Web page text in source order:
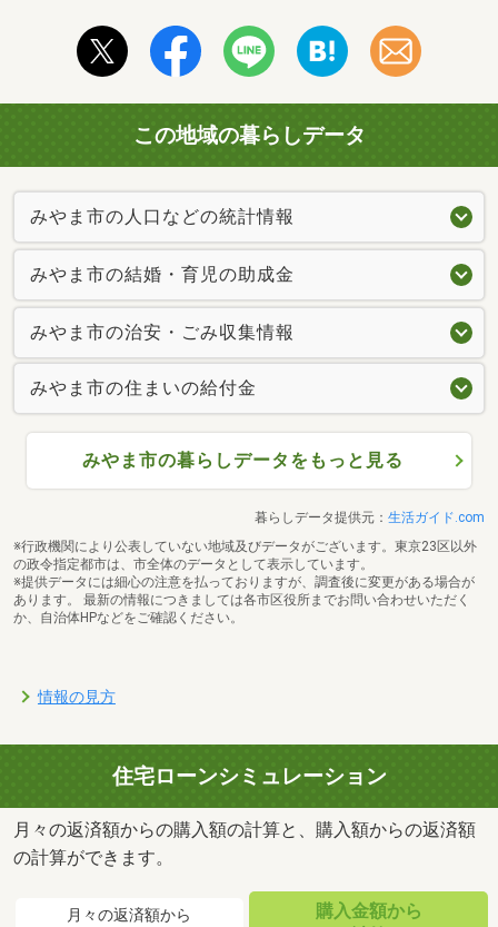
この地域の暮らしデータ
みやま市の人口などの統計情報
みやま市の結婚・育児の助成金
みやま市の治安・ごみ収集情報
みやま市の住まいの給付金
みやま市の暮らしデータをもっと見る
暮らしデータ提供元： 生活ガイド.com
※行政機関により公表していない地域及びデータがございます。東京23区以外
の政令指定都市は、市全体のデータとして表示しています。
※提供データには細心の注意を払っておりますが、調査後に変更がある場合が
あります。 最新の情報につきましては各市区役所までお問い合わせいただく
か、自治体HPなどをご確認ください。
情報の見方
住宅ローンシミュレーション
月々の返済額からの購入額の計算と、購入額からの返済額
の計算ができます。
月々の返済額から
購入金額から